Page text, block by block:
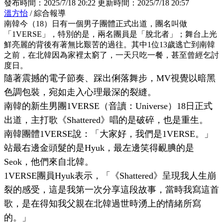
發布時間： 2025/7/18 20:22 更新時間： 2025/7/18 20:57
溫方怡 / 綜合報導
南韓今（18）日有一個男子團體正式出道，團名叫做
「1VERSE」，特別的是，兩名團員是「脫北者」；舞台上光
鮮亮麗的背後有著無比艱苦的過往。其中1位13歲逃亡到南韓
之前，在北韓因為家裡太窮了，一天只吃一餐，甚至曾經乞討
度日。
隨著震撼的電子節奏、踩出俐落舞步，MV視覺以暗黑
色調包裝，宛如走入心理最深的裂縫。
南韓的新生男團1VERSE（音讀：Universe）18日正式
出道，主打歌《Shattered》唱的是破碎，也是重生。
南韓團體1VERSE說：「大家好，我們是1VERSE。」
站最右邊金頭髮的是Hyuk，最左邊笑得靦腆的是
Seok，他們來自北韓。
1VERSE團員Hyuk表示，「《Shattered》呈現我人生崩
裂的感受，這是我第一次分享這段故事，當時我寫這首
歌，是在得知我父親在北韓過世時湧上的情緒所寫
的。」